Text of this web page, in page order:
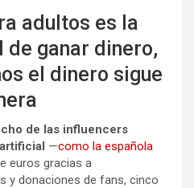
adultos es la
ganar dinero,
el dinero sigue
de las influencers
—como la española
euros gracias a
y donaciones de fans, cinco